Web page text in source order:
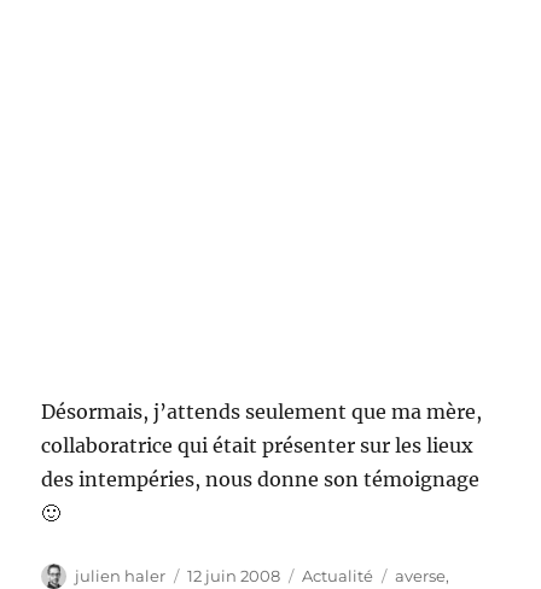
Désormais, j’attends seulement que ma mère,
collaboratrice qui était présenter sur les lieux
des intempéries, nous donne son témoignage
🙂
Auteur
julien haler
Publié
12 juin 2008 Catégories
Actualité Étiquettes
averse,